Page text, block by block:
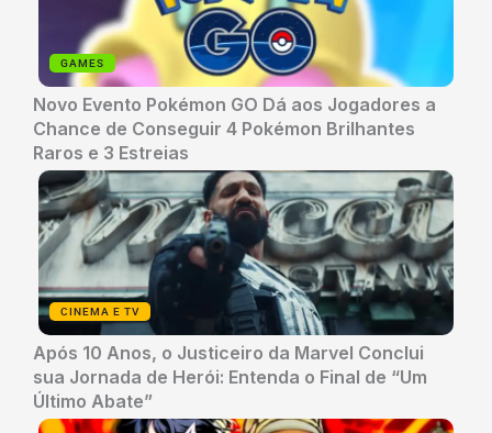
GAMES
Novo Evento Pokémon GO Dá aos Jogadores a
Chance de Conseguir 4 Pokémon Brilhantes
Raros e 3 Estreias
CINEMA E TV
Após 10 Anos, o Justiceiro da Marvel Conclui
sua Jornada de Herói: Entenda o Final de “Um
Último Abate”